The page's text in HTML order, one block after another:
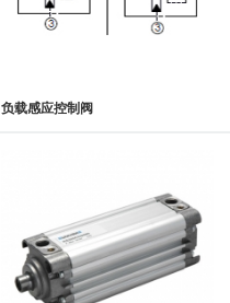
负载感应控制阀